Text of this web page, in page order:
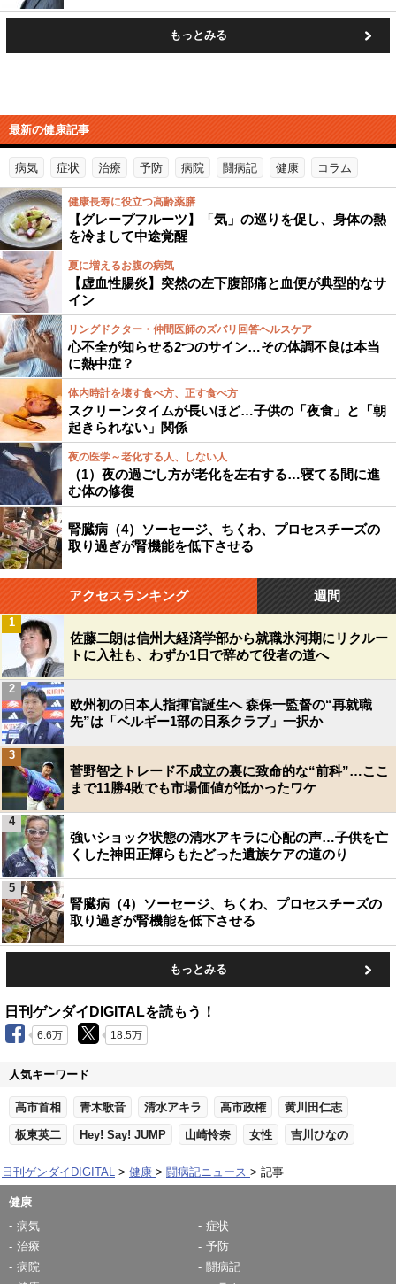
もっとみる
最新の健康記事
病気 症状 治療 予防 病院 闘病記 健康 コラム
健康長寿に役立つ高齢薬膳
【グレープフルーツ】「気」の巡りを促し、身体の熱
を冷まして中途覚醒
夏に増えるお腹の病気
【虚血性腸炎】突然の左下腹部痛と血便が典型的なサ
イン
リングドクター・仲間医師のズバリ回答ヘルスケア
心不全が知らせる2つのサイン…その体調不良は本当
に熱中症？
体内時計を壊す食べ方、正す食べ方
スクリーンタイムが長いほど…子供の「夜食」と「朝
起きられない」関係
夜の医学～老化する人、しない人
（1）夜の過ごし方が老化を左右する…寝てる間に進
む体の修復
腎臓病（4）ソーセージ、ちくわ、プロセスチーズの
取り過ぎが腎機能を低下させる
アクセスランキング 週間
佐藤二朗は信州大経済学部から就職氷河期にリクルー
トに入社も、わずか1日で辞めて役者の道へ
1
欧州初の日本人指揮官誕生へ 森保一監督の“再就職
先”は「ベルギー1部の日系クラブ」一択か
2
菅野智之トレード不成立の裏に致命的な“前科”…ここ
まで11勝4敗でも市場価値が低かったワケ
3
強いショック状態の清水アキラに心配の声…子供を亡
くした神田正輝らもたどった遺族ケアの道のり
4
腎臓病（4）ソーセージ、ちくわ、プロセスチーズの
取り過ぎが腎機能を低下させる
5
もっとみる
日刊ゲンダイDIGITALを読もう！
6.6万 18.5万
人気キーワード
高市首相 青木歌音 清水アキラ 高市政権 黄川田仁志
板東英二 Hey! Say! JUMP 山崎怜奈 女性 吉川ひなの
日刊ゲンダイDIGITAL 健康 闘病記ニュース 記事
健康
病気
症状
治療
予防
病院
闘病記